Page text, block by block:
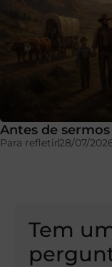
Antes de
Para refletir28/07/
Tem